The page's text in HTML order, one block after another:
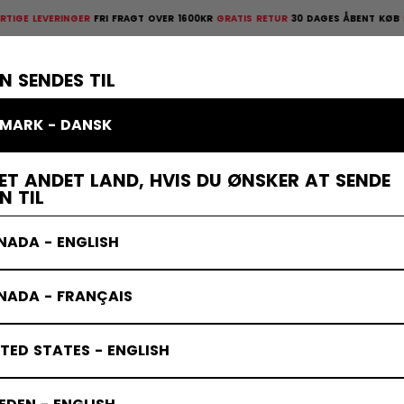
SENDES TIL
- DANSK
ANDET LAND, HVIS DU ØNSKER AT SENDE
TIL
- ENGLISH
- FRANÇAIS
STATES - ENGLISH
FRI FRAGT OVER 1600KRGRATIS RETUR30 DAGES ÅBENT KØBHURTIGE
åbent køb
MÅLMAND